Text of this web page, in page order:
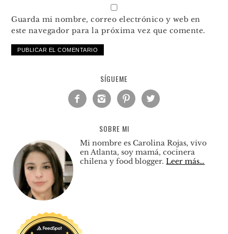
Guarda mi nombre, correo electrónico y web en
este navegador para la próxima vez que comente.
SÍGUEME
   
SOBRE MI
Mi nombre es Carolina Rojas, vivo
en Atlanta, soy mamá, cocinera
chilena y food blogger.Leer más…